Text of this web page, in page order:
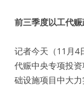
前三季度以工代
记者今天（11月4
代赈中央专项投
础设施项目中大